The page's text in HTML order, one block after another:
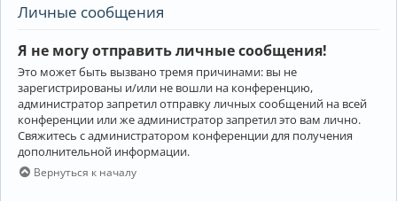
Личные сообщения
Я не могу отправить личные сообщения!
Это может быть вызвано тремя причинами: вы не
зарегистрированы и/или не вошли на конференцию,
администратор запретил отправку личных сообщений на всей
конференции или же администратор запретил это вам лично.
Свяжитесь с администратором конференции для получения
дополнительной информации.
Вернуться к началу